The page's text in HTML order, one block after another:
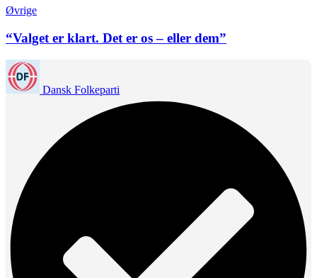
Øvrige
“Valget er klart. Det er os – eller dem”
Dansk Folkeparti